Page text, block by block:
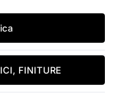
FINITURE